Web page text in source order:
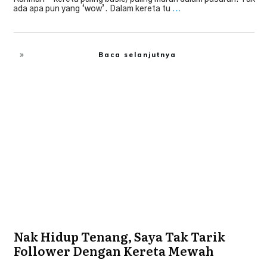
ada apa pun yang ‘wow’. Dalam kereta tu ...
Baca selanjutnya
Nak Hidup Tenang, Saya Tak Tarik
Follower Dengan Kereta Mewah